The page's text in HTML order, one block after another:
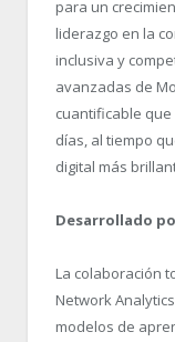
para un
liderazgo en la
inclusiva y
avanzadas de
cuantificable
días, al tiempo
digital más
Desarrollado
La colaboración
Network
modelos de